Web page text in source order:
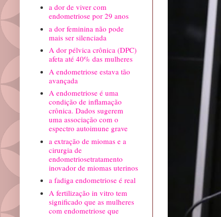
a dor de viver com
endometriose por 29 anos
a dor feminina não pode
mais ser silenciada
A dor pélvica crônica (DPC)
afeta até 40% das mulheres
A endometriose estava tão
avançada
A endometriose é uma
condição de inflamação
crônica. Dados sugerem
uma associação com o
espectro autoimune grave
a extração de miomas e a
cirurgia de
endometriosetratamento
inovador de miomas uterinos
a fadiga endometriose é real
A fertilização in vitro tem
significado que as mulheres
com endometriose que